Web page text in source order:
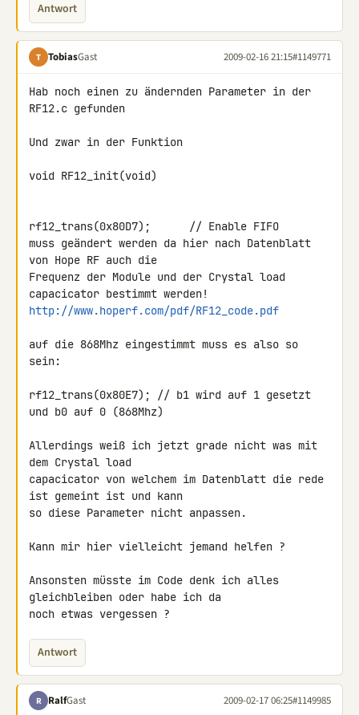
Antwort
T TobiasGast 2009-02-16 21:15#1149771
Hab noch einen zu ändernden Parameter in der
RF12.c gefunden
Und zwar in der Funktion
void RF12_init(void)
rf12_trans(0x80D7);      // Enable FIFO
muss geändert werden da hier nach Datenblatt
von Hope RF auch die
Frequenz der Module und der Crystal load
http://www.hoperf.com/pdf/RF12_code.pdf
auf die 868Mhz eingestimmt muss es also so
sein:
rf12_trans(0x80E7); // b1 wird auf 1 gesetzt
und b0 auf 0 (868Mhz)
Allerdings weiß ich jetzt grade nicht was mit
dem Crystal load
capacicator von welchem im Datenblatt die rede
ist gemeint ist und kann
so diese Parameter nicht anpassen.
Kann mir hier vielleicht jemand helfen ?
Ansonsten müsste im Code denk ich alles
gleichbleiben oder habe ich da
noch etwas vergessen ?
Antwort
R RalfGast 2009-02-17 06:25#1149985